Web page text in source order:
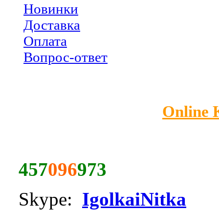
Новинки
Доставка
Оплата
Вопрос-ответ
Online
457096973
Skype: IgolkaiNitka